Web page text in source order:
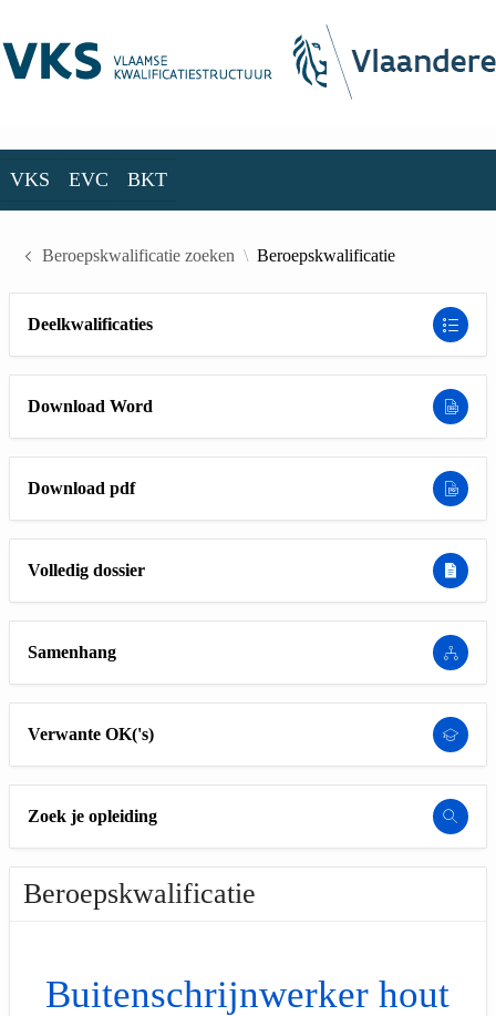
VKS EVC BKT
Beroepskwalificatie zoeken Beroepskwalificatie
Deelkwalificaties
Download Word
Download pdf
Volledig dossier
Samenhang
Verwante OK('s)
Zoek je opleiding
Beroepskwalificatie
Buitenschrijnwerker hout